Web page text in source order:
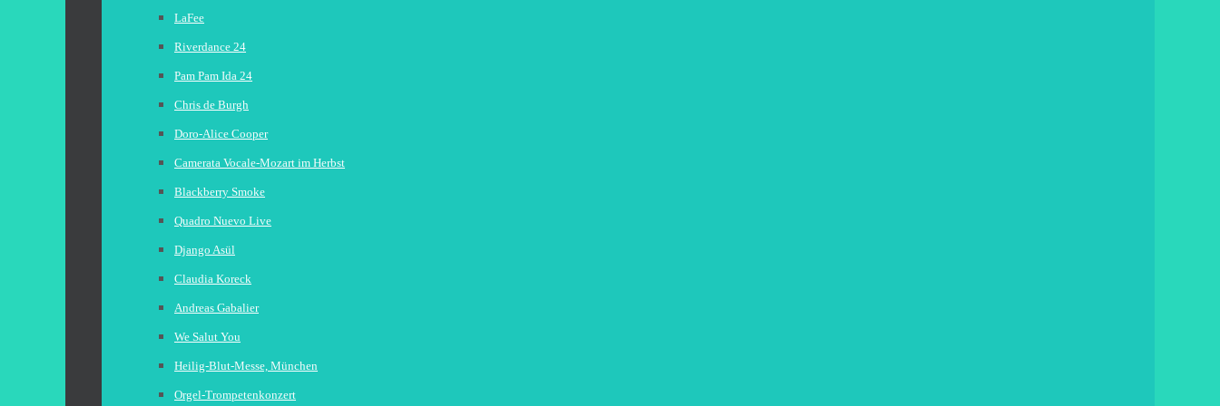
LaFee
Riverdance 24
Pam Pam Ida 24
Chris de Burgh
Doro-Alice Cooper
Camerata Vocale-Mozart im Herbst
Blackberry Smoke
Quadro Nuevo Live
Django Asül
Claudia Koreck
Andreas Gabalier
We Salut You
Heilig-Blut-Messe, München
Orgel-Trompetenkonzert